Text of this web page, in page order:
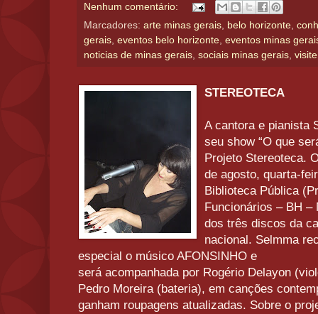
Nenhum comentário:
Marcadores: arte minas gerais, belo horizonte,
gerais, eventos belo horizonte, eventos minas
noticias de minas gerais, sociais minas gerais,
STEREOTECA
A cantora e pianista
seu show “O que
Projeto Stereoteca.
de agosto, quarta-
Biblioteca Pública
Funcionários – BH
dos três discos da
nacional. Selmma
especial o músico AFONSINHO e
será acompanhada por Rogério Delayon
Pedro Moreira (bateria), em canções
ganham roupagens atualizadas. Sobre o